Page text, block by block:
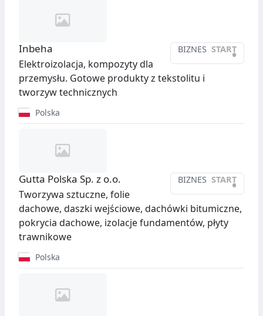
BIZNES START
•
Inbeha
Elektroizolacja, kompozyty dla
przemysłu. Gotowe produkty z tekstolitu i
tworzyw technicznych
Polska
BIZNES START
•
Gutta Polska Sp. z o.o.
Tworzywa sztuczne, folie
dachowe, daszki wejściowe, dachówki bitumiczne,
pokrycia dachowe, izolacje fundamentów, płyty
trawnikowe
Polska